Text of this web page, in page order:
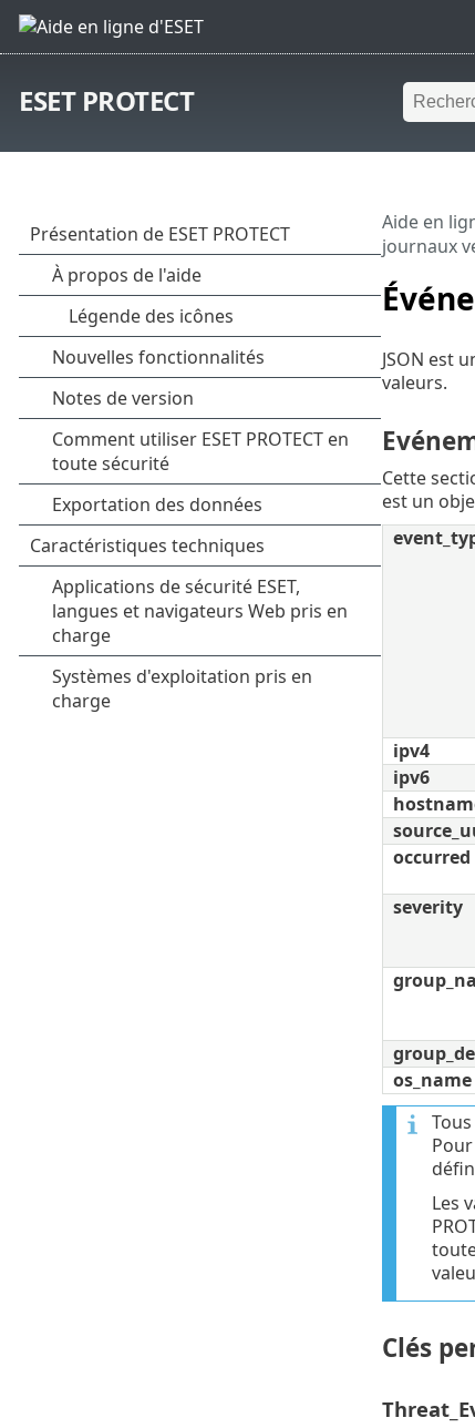
ESET PROTECT
Aide en
journaux
JSON est
valeurs.
Cette
est un
ipv4
ipv6
occurred
severity
os_name
Les
Clés